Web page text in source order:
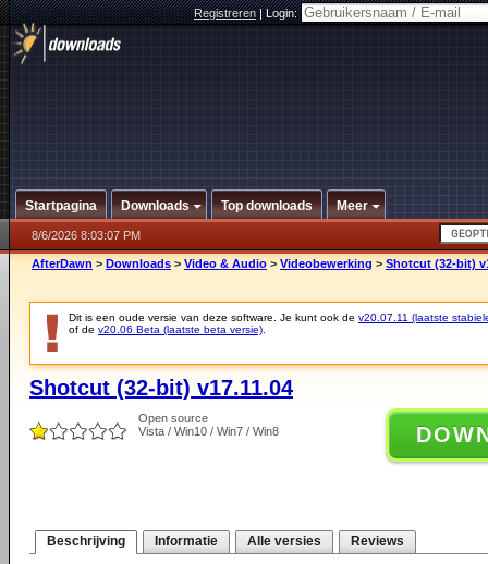
Registreren|Login:
Startpagina Downloads Top downloads Meer
8/6/2026 8:03:07 PM
AfterDawn > Downloads > Video & Audio > Videobewerking > Shotcut (32-bit)
Dit is een oude versie van deze software. Je kunt ook de v20.07.11 (laatste
of de v20.06 Beta (laatste beta versie)
Shotcut (32-bit) v17.11.04
Open source
Vista / Win10 / Win7 / Win8
Beschrijving Informatie Alle versies Reviews